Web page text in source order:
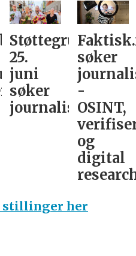
podkast-
Støttegruppa
25.
juni
søker
journalist
søker
-
OSINT,
og
digital
stillinger her